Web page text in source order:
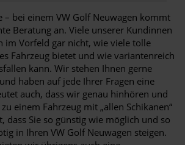
– bei einem VW Golf Neuwagen kommt
Beratung an. Viele unserer Kundinnen
im Vorfeld gar nicht, wie viele tolle
Fahrzeug bietet und wie variantenreich
kann. Wir stehen Ihnen gerne
haben auf jede Ihrer Fragen eine
auch, dass wir genau hinhören und
einem Fahrzeug mit „allen Schikanen“
dass Sie so günstig wie möglich und so
in Ihren VW Golf Neuwagen steigen.